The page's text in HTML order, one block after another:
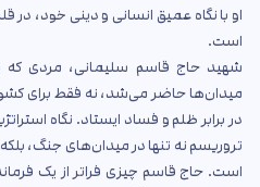
او با نگاه عمیق انسانی و دینی خود، در
است.
شهید حاج قاسم سلیمانی، مردی که
میدان‌ها حاضر می‌شد، نه فقط برای
در برابر ظلم و فساد ایستاد. نگاه
تروریسم نه تنها در میدان‌های جنگ،
است. حاج قاسم چیزی فراتر از یک